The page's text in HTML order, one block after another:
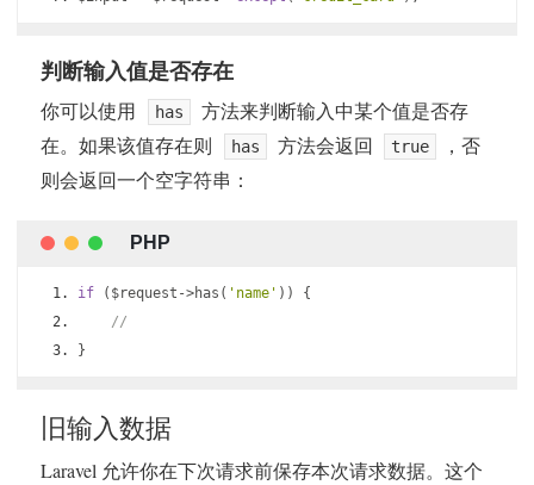
判断输入值是否存在
你可以使用 has
方法来判断输入中某个值是否存
在。如果该值存在则
has 方法会返回 true
，否
则会返回一个空字符串：
if ( $request ->has ( 'name' ))
{
//
}
旧输入数据
Laravel 允许你在下次请求前保存本次请求数据。这个